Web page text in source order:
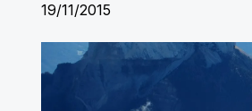
19/11/2015